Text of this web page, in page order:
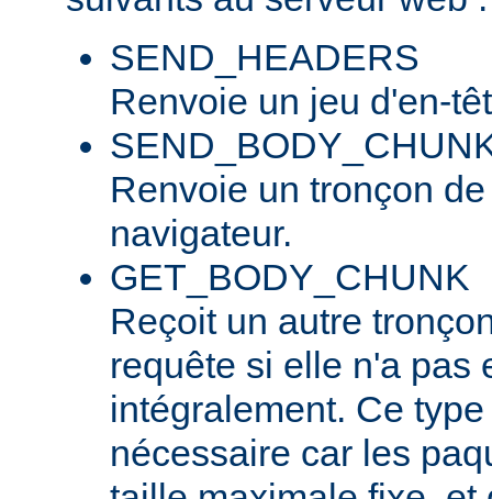
SEND_HEADERS
Renvoie un jeu d'en-
Renvoie un tronçon
navigateur.
GET_BODY_CHUNK
Reçoit un autre
requête si elle n'a pas
intégralement. Ce
nécessaire car les